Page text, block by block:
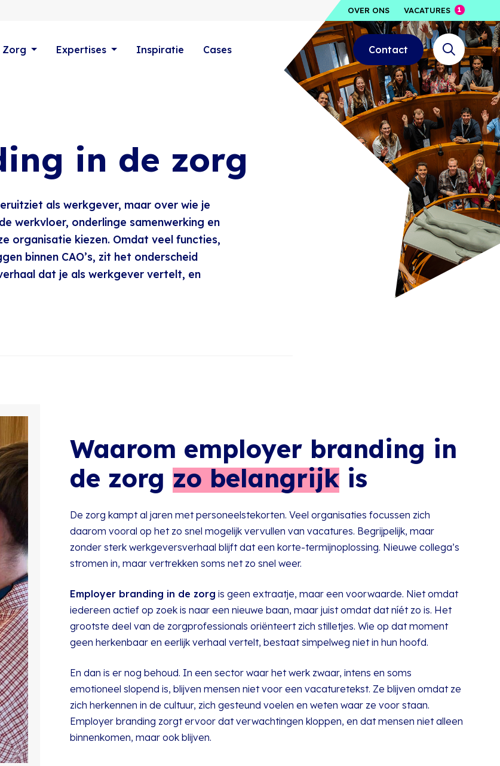
OVER ONS VACATURES
Zorg Expertises Inspiratie Cases Contact
in de zorg
als werkgever, maar over wie je
werkvloer, onderlinge samenwerking en
organisatie kiezen. Omdat veel functies,
binnen CAO’s, zit het onderscheid
dat je als werkgever vertelt, en
Waarom employer branding in
de zorg zo belangrijkis
De zorg kampt al jaren met personeelstekorten. Veel organisaties focussen zich
daarom vooral op het zo snel mogelijk vervullen van vacatures. Begrijpelijk, maar
zonder sterk werkgeversverhaal blijft dat een korte-termijnoplossing. Nieuwe collega’s
stromen in, maar vertrekken soms net zo snel weer.
Employer branding in de zorg is geen extraatje, maar een voorwaarde. Niet omdat
iedereen actief op zoek is naar een nieuwe baan, maar juist omdat dat níét zo is. Het
grootste deel van de zorgprofessionals oriënteert zich stilletjes. Wie op dat moment
geen herkenbaar en eerlijk verhaal vertelt, bestaat simpelweg niet in hun hoofd.
En dan is er nog behoud. In een sector waar het werk zwaar, intens en soms
emotioneel slopend is, blijven mensen niet voor een vacaturetekst. Ze blijven omdat ze
zich herkennen in de cultuur, zich gesteund voelen en weten waar ze voor staan.
Employer branding zorgt ervoor dat verwachtingen kloppen, en dat mensen niet alleen
binnenkomen, maar ook blijven.